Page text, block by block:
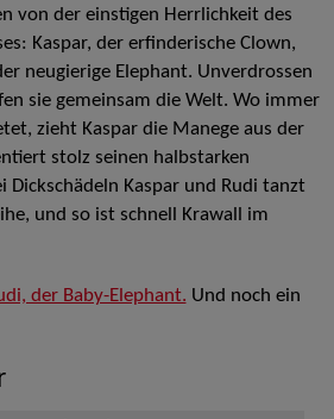
von der einstigen Herrlichkeit des
Kaspar, der erfinderische Clown,
neugierige Elephant. Unverdrossen
sie gemeinsam die Welt. Wo immer
zieht Kaspar die Manege aus der
stolz seinen halbstarken
Dickschädeln Kaspar und Rudi tanzt
und so ist schnell Krawall im
der Baby-Elephant. Und noch ein